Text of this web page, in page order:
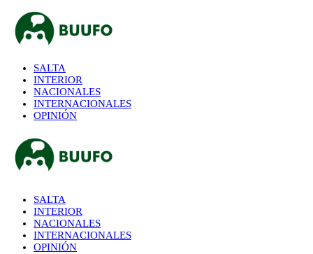
SALTA
INTERIOR
NACIONALES
INTERNACIONALES
OPINIÓN
SALTA
INTERIOR
NACIONALES
INTERNACIONALES
OPINIÓN